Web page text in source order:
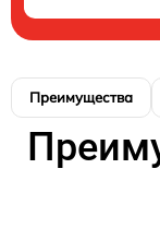
Преимущества